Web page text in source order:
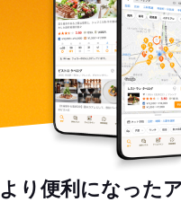
より便利になった